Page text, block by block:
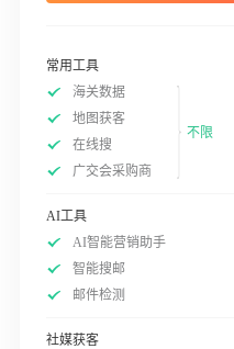
常用工具
海关数据
地图获客
在线搜
广交会采购商
不限
AI工具
AI智能营销助手
智能搜邮
邮件检测
社媒获客